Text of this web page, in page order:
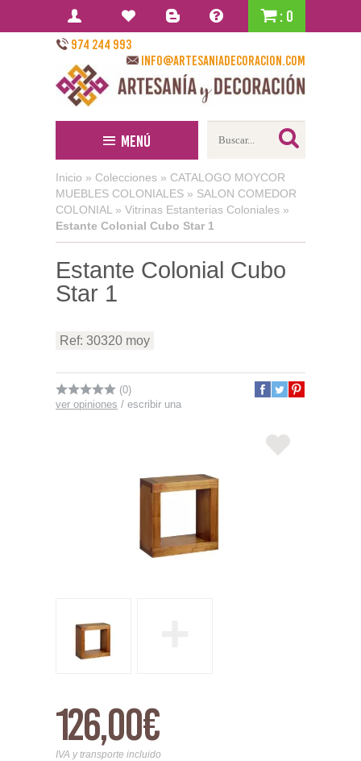
: 0
974 244 993
info@artesaniadecoracion.com
Menú
Inicio » Colecciones » CATALOGO MOYCOR
MUEBLES COLONIALES » SALON COMEDOR
COLONIAL » Vitrinas Estanterias Coloniales »
Estante Colonial Cubo Star 1
Estante Colonial Cubo
Star 1
Ref: 30320 moy
(0)
ver opiniones / escribir una
126,00€
IVA y transporte incluido